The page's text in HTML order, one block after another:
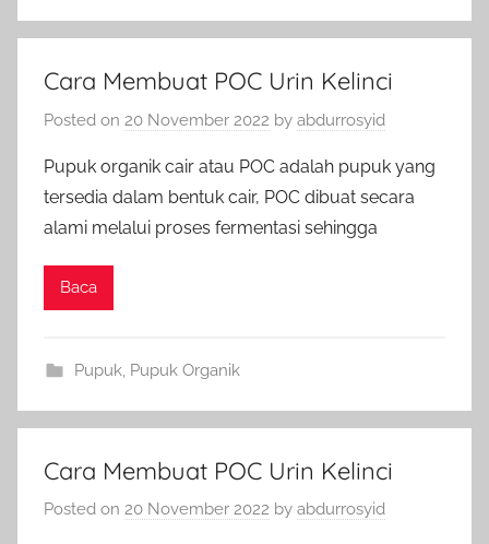
Cara Membuat POC Urin Kelinci
Posted on 20 November 2022 by abdurrosyid
Pupuk organik cair atau POC adalah pupuk yang
tersedia dalam bentuk cair, POC dibuat secara
alami melalui proses fermentasi sehingga
Baca
Pupuk, Pupuk Organik
Cara Membuat POC Urin Kelinci
Posted on 20 November 2022 by abdurrosyid